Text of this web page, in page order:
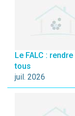
Le FALC :
tous
juil. 2026